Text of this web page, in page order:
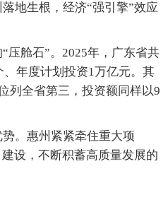
地生根，经济“强引擎”效应
舱石”。2025年，广东省共
年度计划投资1万亿元。其
列全省第三，投资额同样以9
。惠州紧紧牵住重大项
设，不断积蓄高质量发展的